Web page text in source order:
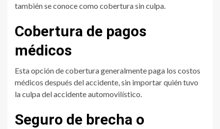
también se conoce como cobertura sin culpa.
Cobertura de pagos
médicos
Esta opción de cobertura generalmente paga los costos
médicos después del accidente, sin importar quién tuvo
la culpa del accidente automovilístico.
Seguro de brecha o